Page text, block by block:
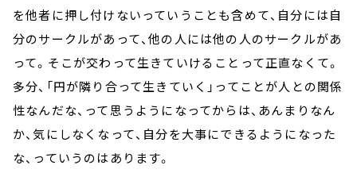
を他者に押し付けないっていうことも含めて、自分には自
分のサークルがあって、他の人には他の人のサークルがあ
って。そこが交わって生きていけることって正直なくて。
多分、「円が隣り合って生きていく」ってことが人との関係
性なんだな、って思うようになってからは、あんまりなん
か、気にしなくなって、自分を大事にできるようになった
な、っていうのはあります。